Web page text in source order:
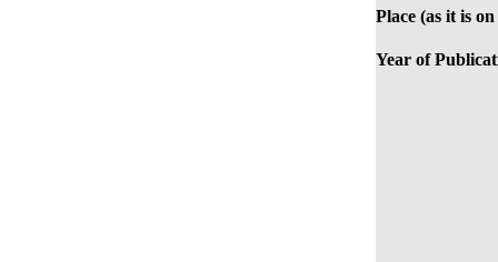
Place (as it is
Year of